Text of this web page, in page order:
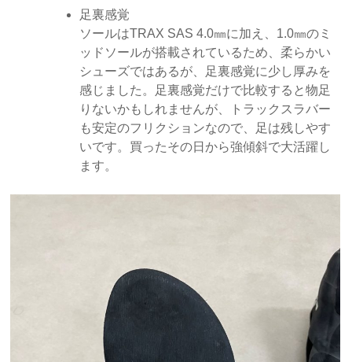
足裏感覚
ソールはTRAX SAS 4.0㎜に加え、1.0㎜のミ
ッドソールが搭載されているため、柔らかい
シューズではあるが、足裏感覚に少し厚みを
感じました。足裏感覚だけで比較すると物足
りないかもしれませんが、トラックスラバー
も安定のフリクションなので、足は残しやす
いです。買ったその日から強傾斜で大活躍し
ます。